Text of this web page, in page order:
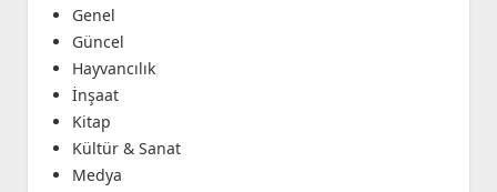
Genel
Güncel
Hayvancılık
İnşaat
Kitap
Kültür & Sanat
Medya